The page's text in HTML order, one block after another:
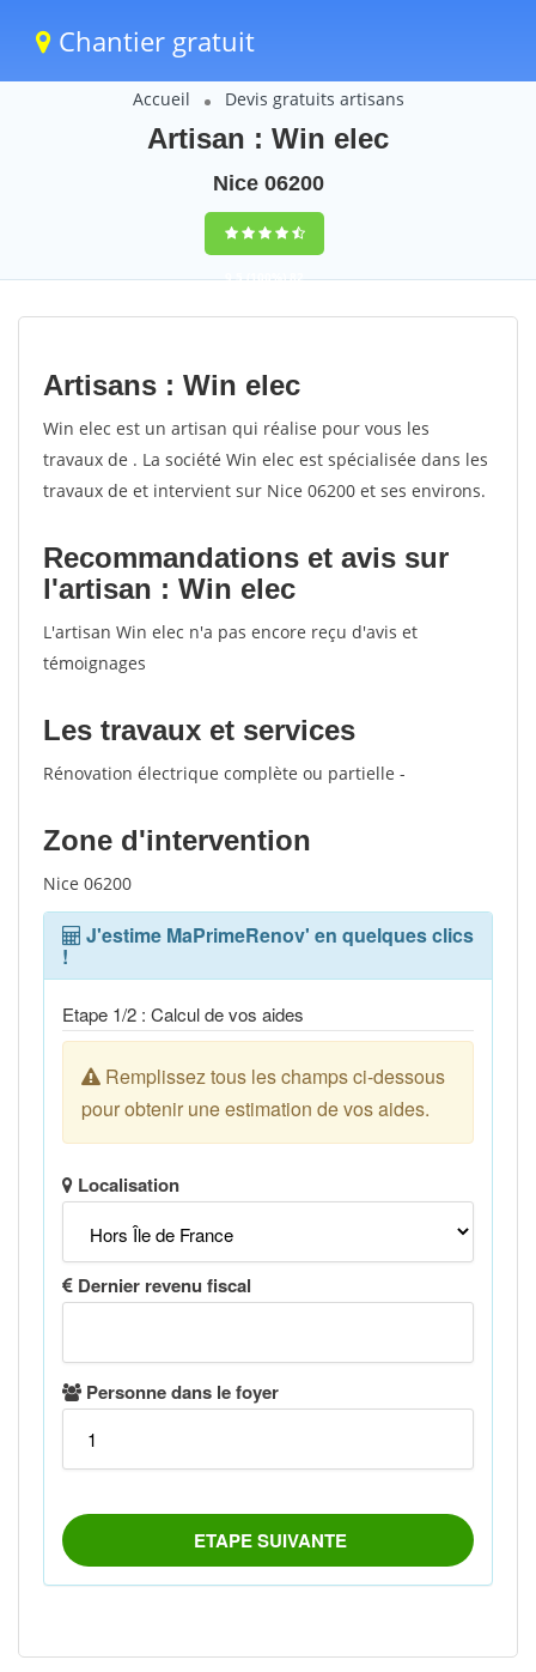
Chantier gratuit
Accueil Devis gratuits artisans
Artisan : Win elec
Nice 06200
9,5(100%)82
votes
Artisans : Win elec
Win elec est un artisan qui réalise pour vous les
travaux de . La société Win elec est spécialisée dans les
travaux de et intervient sur Nice 06200 et ses environs.
Recommandations et avis sur
l'artisan : Win elec
L'artisan Win elec n'a pas encore reçu d'avis et
témoignages
Les travaux et services
Rénovation électrique complète ou partielle -
Zone d'intervention
Nice 06200